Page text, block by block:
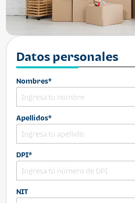
Datos personales
Nombres*
Apellidos*
DPI*
NIT